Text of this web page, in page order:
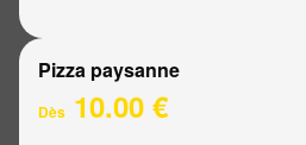
Pizza paysanne
Dès 10.00 €